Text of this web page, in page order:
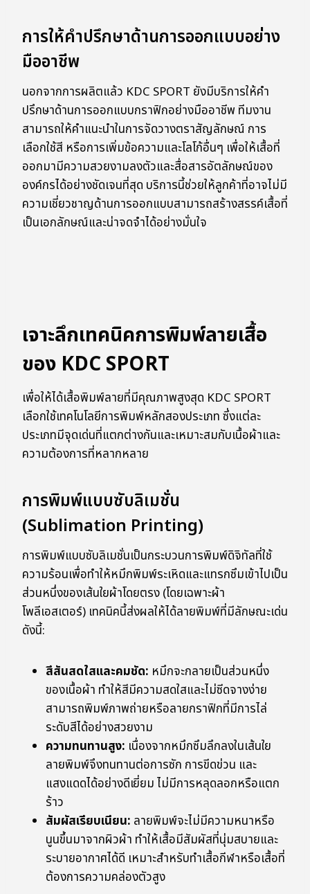
การให้คำปรึกษาด้านการออกแบบอย่าง
มืออาชีพ
นอกจากการผลิตแล้ว KDC SPORT ยังมีบริการให้คำ
ปรึกษาด้านการออกแบบกราฟิกอย่างมืออาชีพ ทีมงาน
สามารถให้คำแนะนำในการจัดวางตราสัญลักษณ์ การ
เลือกใช้สี หรือการเพิ่มข้อความและโลโก้อื่นๆ เพื่อให้เสื้อที่
ออกมามีความสวยงามลงตัวและสื่อสารอัตลักษณ์ของ
องค์กรได้อย่างชัดเจนที่สุด บริการนี้ช่วยให้ลูกค้าที่อาจไม่มี
ความเชี่ยวชาญด้านการออกแบบสามารถสร้างสรรค์เสื้อที่
เป็นเอกลักษณ์และน่าจดจำได้อย่างมั่นใจ
เจาะลึกเทคนิคการพิมพ์ลายเสื้อ
ของ KDC SPORT
เพื่อให้ได้เสื้อพิมพ์ลายที่มีคุณภาพสูงสุด KDC SPORT
เลือกใช้เทคโนโลยีการพิมพ์หลักสองประเภท ซึ่งแต่ละ
ประเภทมีจุดเด่นที่แตกต่างกันและเหมาะสมกับเนื้อผ้าและ
ความต้องการที่หลากหลาย
การพิมพ์แบบซับลิเมชั่น
(Sublimation Printing)
การพิมพ์แบบซับลิเมชั่นเป็นกระบวนการพิมพ์ดิจิทัลที่ใช้
ความร้อนเพื่อทำให้หมึกพิมพ์ระเหิดและแทรกซึมเข้าไปเป็น
ส่วนหนึ่งของเส้นใยผ้าโดยตรง (โดยเฉพาะผ้า
โพลีเอสเตอร์) เทคนิคนี้ส่งผลให้ได้ลายพิมพ์ที่มีลักษณะเด่น
ดังนี้:
สีสันสดใสและคมชัด: หมึกจะกลายเป็นส่วนหนึ่ง
ของเนื้อผ้า ทำให้สีมีความสดใสและไม่ซีดจางง่าย
สามารถพิมพ์ภาพถ่ายหรือลายกราฟิกที่มีการไล่
ระดับสีได้อย่างสวยงาม
ความทนทานสูง: เนื่องจากหมึกซึมลึกลงในเส้นใย
ลายพิมพ์จึงทนทานต่อการซัก การขีดข่วน และ
แสงแดดได้อย่างดีเยี่ยม ไม่มีการหลุดลอกหรือแตก
ร้าว
สัมผัสเรียบเนียน: ลายพิมพ์จะไม่มีความหนาหรือ
นูนขึ้นมาจากผิวผ้า ทำให้เสื้อมีสัมผัสที่นุ่มสบายและ
ระบายอากาศได้ดี เหมาะสำหรับทำเสื้อกีฬาหรือเสื้อที่
ต้องการความคล่องตัวสูง